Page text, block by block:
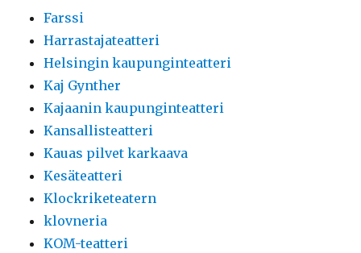
Farssi
Harrastajateatteri
Helsingin kaupunginteatteri
Kaj Gynther
Kajaanin kaupunginteatteri
Kansallisteatteri
Kauas pilvet karkaava
Kesäteatteri
Klockriketeatern
klovneria
KOM-teatteri